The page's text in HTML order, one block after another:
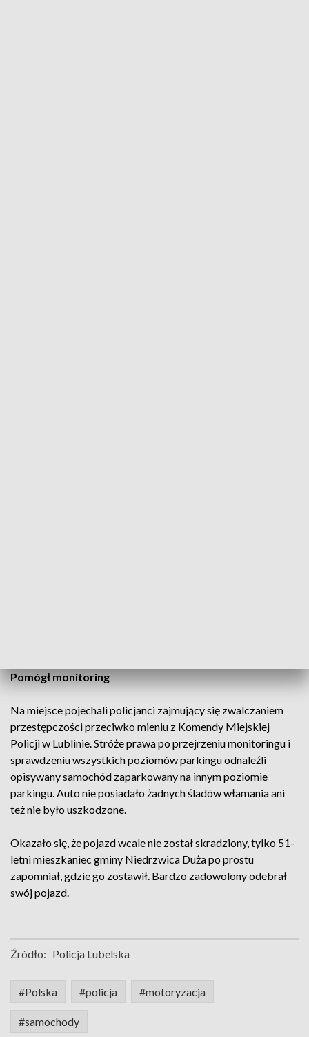
Pomógł monitoring
Na miejsce pojechali policjanci zajmujący się zwalczaniem
przestępczości przeciwko mieniu z Komendy Miejskiej
Policji w Lublinie. Stróże prawa po przejrzeniu monitoringu i
sprawdzeniu wszystkich poziomów parkingu odnaleźli
opisywany samochód zaparkowany na innym poziomie
parkingu. Auto nie posiadało żadnych śladów włamania ani
też nie było uszkodzone.
Okazało się, że pojazd wcale nie został skradziony, tylko 51-
letni mieszkaniec gminy Niedrzwica Duża po prostu
zapomniał, gdzie go zostawił. Bardzo zadowolony odebrał
swój pojazd.
Źródło: Policja Lubelska
#Polska #policja #motoryzacja
#samochody